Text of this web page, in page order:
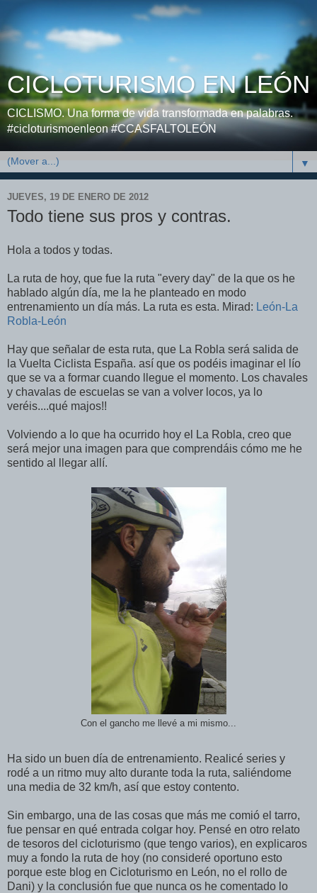
CICLOTURISMO EN LEÓN
CICLISMO. Una forma de vida transformada en palabras.
#cicloturismoenleon #CCASFALTOLEÓN
▼
JUEVES, 19 DE ENERO DE 2012
Todo tiene sus pros y contras.
Hola a todos y todas.
La ruta de hoy, que fue la ruta "every day" de la que os he
hablado algún día, me la he planteado en modo
entrenamiento un día más. La ruta es esta. Mirad: León-La
Robla-León
Hay que señalar de esta ruta, que La Robla será salida de
la Vuelta Ciclista España. así que os podéis imaginar el lío
que se va a formar cuando llegue el momento. Los chavales
y chavalas de escuelas se van a volver locos, ya lo
veréis....qué majos!!
Volviendo a lo que ha ocurrido hoy el La Robla, creo que
será mejor una imagen para que comprendáis cómo me he
sentido al llegar allí.
Con el gancho me llevé a mi mismo...
Ha sido un buen día de entrenamiento. Realicé series y
rodé a un ritmo muy alto durante toda la ruta, saliéndome
una media de 32 km/h, así que estoy contento.
Sin embargo, una de las cosas que más me comió el tarro,
fue pensar en qué entrada colgar hoy. Pensé en otro relato
de tesoros del cicloturismo (que tengo varios), en explicaros
muy a fondo la ruta de hoy (no consideré oportuno esto
porque este blog en Cicloturismo en León, no el rollo de
Dani) y la conclusión fue que nunca os he comentado lo